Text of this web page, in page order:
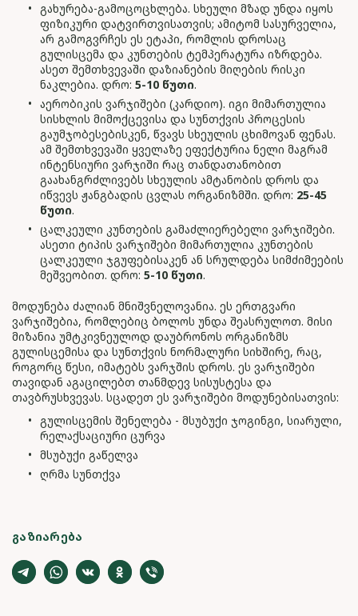
გახურება-გამოცოცხლება. სხეული მზად უნდა იყოს
ფიზიკური დატვირთვისათვის; ამიტომ სასურველია,
არ გამოგვრჩეს ეს ეტაპი, რომლის დროსაც
გულისცემა და კუნთების ტემპერატურა იზრდება.
ასეთ შემთხვევაში დაზიანების მიღების რისკი
ნაკლებია. დრო: 5-10 წუთი.
აერობიკის ვარჯიშები (კარდიო). იგი მიმართულია
სისხლის მიმოქცევისა და სუნთქვის პროცესის
გაუმჯობესებისკენ, წვავს სხეულის ცხიმოვან ფენას.
ამ შემთხვევაში ყველაზე ეფექტურია ნელი მაგრამ
ინტენსიური ვარჯიში რაც თანდათანობით
გაახანგრძლივებს სხეულის ამტანობის დროს და
იწვევს ჟანგბადის ცვლას ორგანიზმში. დრო: 25-45
წუთი.
ცალკეული კუნთების გამაძლიერებელი ვარჯიშები.
ასეთი ტიპის ვარჯიშები მიმართულია კუნთების
ცალკეული ჯგუფებისაკენ ან სრულდება სიმძიმეების
მეშვეობით. დრო: 5-10 წუთი.
მოდუნება ძალიან მნიშვნელოვანია. ეს ერთგვარი
ვარჯიშებია, რომლებიც ბოლოს უნდა შეასრულოთ. მისი
მიზანია უმტკივნეულოდ დაუბრონოს ორგანიზმს
გულისცემისა და სუნთქვის ნორმალური სიხშირე, რაც,
როგორც წესი, იმატებს ვარჯშის დროს. ეს ვარჯიშები
თავიდან აგაცილებთ თანმდევ სისუსტესა და
თავბრუსხვევას. სცადეთ ეს ვარჯიშები მოდუნებისათვის:
გულისცემის შენელება - მსუბუქი ჯოგინგი, სიარული,
რელაქსაციური ცურვა
მსუბუქი გაწელვა
ღრმა სუნთქვა
ᲒᲐᲖᲘᲐᲠᲔᲑᲐ